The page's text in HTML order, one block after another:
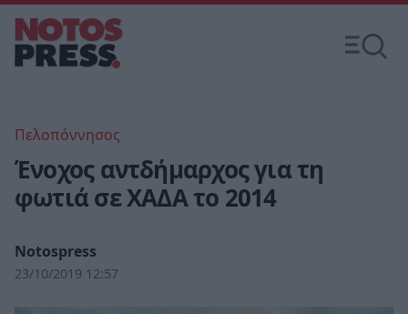
Πελοπόννησος
Ένοχος αντδήμαρχος για τη
φωτιά σε ΧΑΔΑ το 2014
Notospress
23/10/2019 12:57